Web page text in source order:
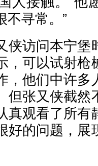
不寻常。”
侠访问本宁堡
，可以试射枪
，他们中许多
但张又侠截然
真观看了所有
好的问题，展